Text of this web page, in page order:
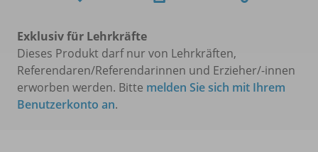
Exklusiv für Lehrkräfte
Dieses Produkt darf nur von Lehrkräften,
Referendaren/Referendarinnen und Erzieher/-innen
erworben werden. Bitte melden Sie sich mit Ihrem
Benutzerkonto an.